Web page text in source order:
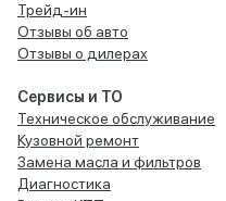
Трейд-ин
Отзывы об авто
Отзывы о дилерах
Сервисы и ТО
Техническое обслуживание
Кузовной ремонт
Замена масла и фильтров
Диагностика